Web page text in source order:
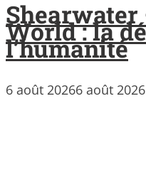
World : la
l’humanité
6 août 20266 août 2026